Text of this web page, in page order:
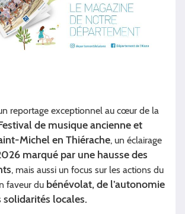
reportage exceptionnel au cœur de la
de musique ancienne et
Michel en Thiérache, un éclairage
marqué par une hausse des
, mais aussi un focus sur les actions du
faveur du bénévolat, de l’autonomie
solidarités locales.